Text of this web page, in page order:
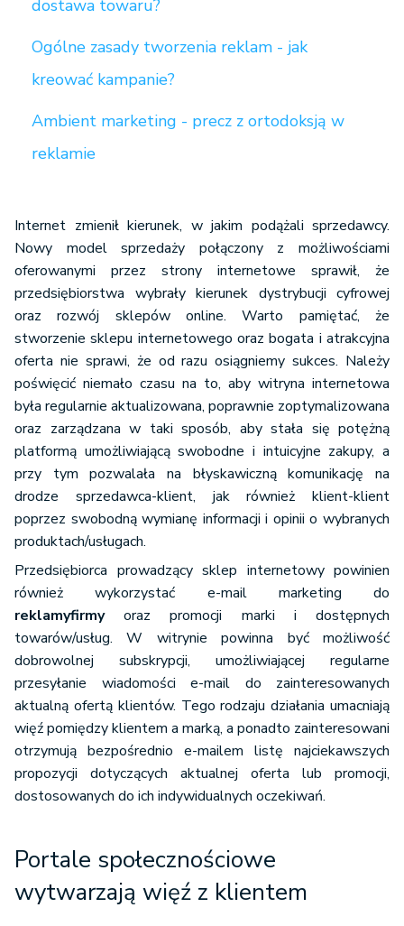
dostawa towaru?
Ogólne zasady tworzenia reklam - jak
kreować kampanie?
Ambient marketing - precz z ortodoksją w
reklamie
Internet zmienił kierunek, w jakim podążali sprzedawcy.
Nowy model sprzedaży połączony z możliwościami
oferowanymi przez strony internetowe sprawił, że
przedsiębiorstwa wybrały kierunek dystrybucji cyfrowej
oraz rozwój sklepów online. Warto pamiętać, że
stworzenie sklepu internetowego oraz bogata i atrakcyjna
oferta nie sprawi, że od razu osiągniemy sukces. Należy
poświęcić niemało czasu na to, aby witryna internetowa
była regularnie aktualizowana, poprawnie zoptymalizowana
oraz zarządzana w taki sposób, aby stała się potężną
platformą umożliwiającą swobodne i intuicyjne zakupy, a
przy tym pozwalała na błyskawiczną komunikację na
drodze sprzedawca-klient, jak również klient-klient
poprzez swobodną wymianę informacji i opinii o wybranych
produktach/usługach.
Przedsiębiorca prowadzący sklep internetowy powinien
również wykorzystać e-mail marketing do
reklamyfirmyoraz promocji marki i dostępnych
towarów/usług. W witrynie powinna być możliwość
dobrowolnej subskrypcji, umożliwiającej regularne
przesyłanie wiadomości e-mail do zainteresowanych
aktualną ofertą klientów. Tego rodzaju działania umacniają
więź pomiędzy klientem a marką, a ponadto zainteresowani
otrzymują bezpośrednio e-mailem listę najciekawszych
propozycji dotyczących aktualnej oferta lub promocji,
dostosowanych do ich indywidualnych oczekiwań.
Portale społecznościowe
wytwarzają więź z klientem